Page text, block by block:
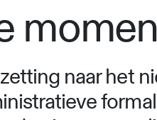
naar het